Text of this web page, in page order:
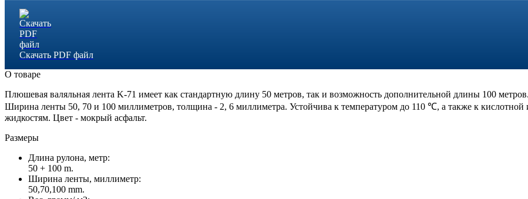
Скачать PDF файл
О товаре
Плюшевая валяльная лента K-71 имеет как стандартную длину 50 метров, так и возможность дополнительной длины 100
Ширина ленты 50, 70 и 100 миллиметров, толщина - 2, 6 миллиметра. Устойчива к температуром до 110 ℃, а также к
жидкостям. Цвет - мокрый асфальт.
Размеры
Длина рулона, метр:
50 + 100 m.
Ширина ленты, миллиметр:
50,70,100 mm.